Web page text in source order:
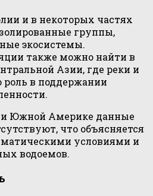
и в некоторых частях
группы,
экосистемы.
также можно найти в
Азии, где реки и
в поддержании
Южной Америке данные
что объясняется
условиями и
водоемов.